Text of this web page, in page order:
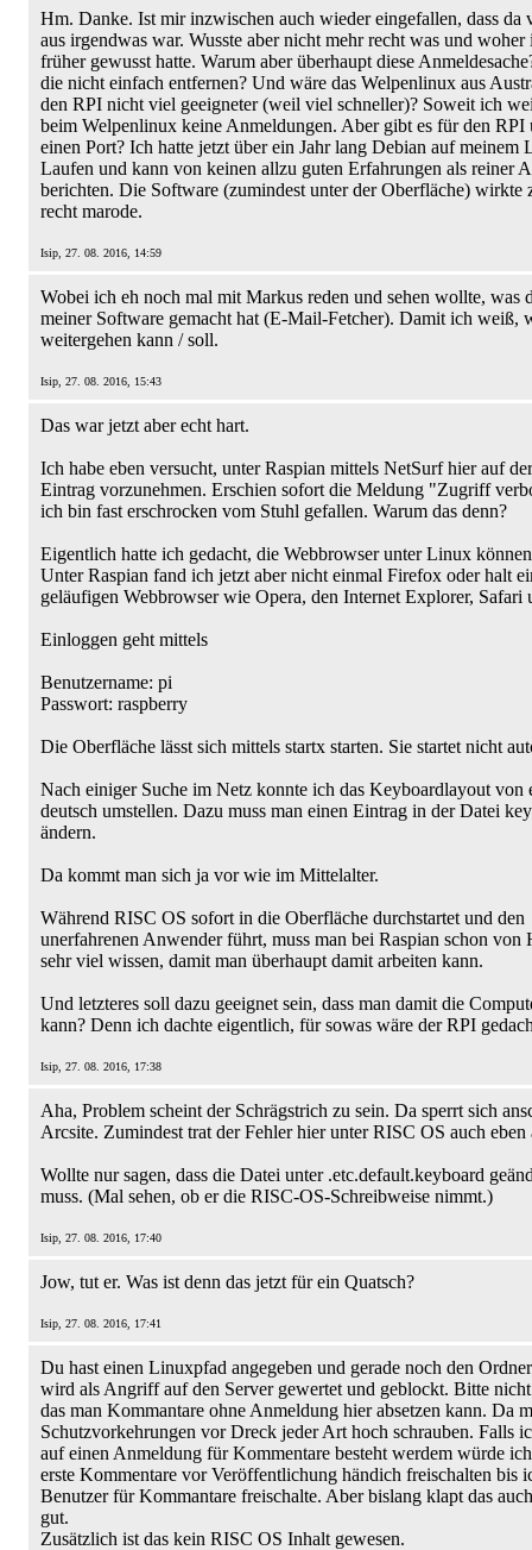
Hm. Danke. Ist mir inzwischen auch wieder eingefallen, dass da
aus irgendwas war. Wusste aber nicht mehr recht was und woher
früher gewusst hatte. Warum aber überhaupt diese
die nicht einfach entfernen? Und wäre das Welpenlinux aus
den RPI nicht viel geeigneter (weil viel schneller)? Soweit ich
beim Welpenlinux keine Anmeldungen. Aber gibt es für den RPI
einen Port? Ich hatte jetzt über ein Jahr lang Debian auf meinem
Laufen und kann von keinen allzu guten Erfahrungen als reiner
berichten. Die Software (zumindest unter der Oberfläche) wirkte
recht marode.
Isip, 27. 08. 2016, 14:59
Wobei ich eh noch mal mit Markus reden und sehen wollte, was
meiner Software gemacht hat (E-Mail-Fetcher). Damit ich weiß,
weitergehen kann / soll.
Isip, 27. 08. 2016, 15:43
Das war jetzt aber echt hart.
Ich habe eben versucht, unter Raspian mittels NetSurf hier auf
Eintrag vorzunehmen. Erschien sofort die Meldung "Zugriff
ich bin fast erschrocken vom Stuhl gefallen. Warum das denn?
Eigentlich hatte ich gedacht, die Webbrowser unter Linux
Unter Raspian fand ich jetzt aber nicht einmal Firefox oder halt
geläufigen Webbrowser wie Opera, den Internet Explorer, Safari
Einloggen geht mittels
Benutzername: pi
Passwort: raspberry
Die Oberfläche lässt sich mittels startx starten. Sie startet nicht
Nach einiger Suche im Netz konnte ich das Keyboardlayout von
deutsch umstellen. Dazu muss man einen Eintrag in der Datei
ändern.
Da kommt man sich ja vor wie im Mittelalter.
Während RISC OS sofort in die Oberfläche durchstartet und den
unerfahrenen Anwender führt, muss man bei Raspian schon von
sehr viel wissen, damit man überhaupt damit arbeiten kann.
Und letzteres soll dazu geeignet sein, dass man damit die
kann? Denn ich dachte eigentlich, für sowas wäre der RPI
Isip, 27. 08. 2016, 17:38
Aha, Problem scheint der Schrägstrich zu sein. Da sperrt sich
Arcsite. Zumindest trat der Fehler hier unter RISC OS auch eben
Wollte nur sagen, dass die Datei unter .etc.default.keyboard
muss. (Mal sehen, ob er die RISC-OS-Schreibweise nimmt.)
Isip, 27. 08. 2016, 17:40
Jow, tut er. Was ist denn das jetzt für ein Quatsch?
Isip, 27. 08. 2016, 17:41
Du hast einen Linuxpfad angegeben und gerade noch den
wird als Angriff auf den Server gewertet und geblockt. Bitte nicht
das man Kommantare ohne Anmeldung hier absetzen kann. Da
Schutzvorkehrungen vor Dreck jeder Art hoch schrauben. Falls
auf einen Anmeldung für Kommentare besteht werdem würde
erste Kommentare vor Veröffentlichung händich freischalten bis
Benutzer für Kommantare freischalte. Aber bislang klapt das
gut.
Zusätzlich ist das kein RISC OS Inhalt gewesen.